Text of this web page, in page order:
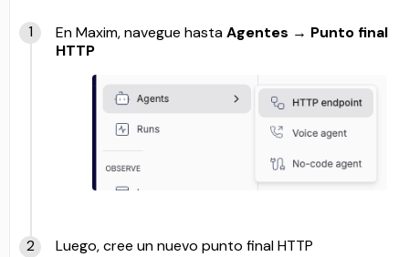
En Maxim, navegue hastaAgentes → Punto final
HTTP
Luego, cree un nuevo punto final HTTP